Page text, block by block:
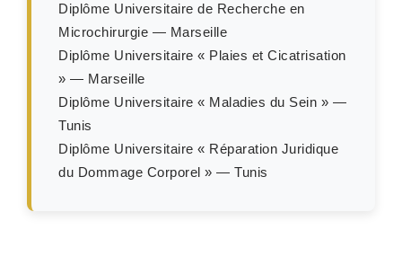
Diplôme Universitaire de Recherche en
Microchirurgie — Marseille
Diplôme Universitaire « Plaies et Cicatrisation
» — Marseille
Diplôme Universitaire « Maladies du Sein » —
Tunis
Diplôme Universitaire « Réparation Juridique
du Dommage Corporel » — Tunis